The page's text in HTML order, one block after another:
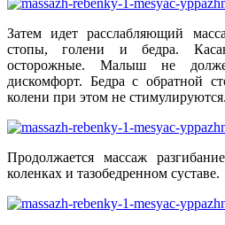
Затем идет расслабляющий
стопы, голени и бедра.
осторожные. Малыш не
дискомфорт. Бедра с обратной
колени при этом не стимулируются.
Продолжается массаж
коленках и тазобедренном суставе.